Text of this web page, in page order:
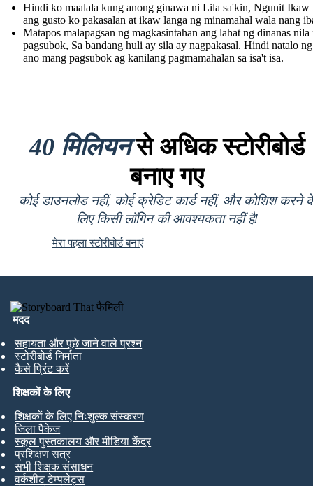
Hindi ko maalala kung anong ginawa ni Lila sa'kin, Ngunit Ikaw
ang gusto ko pakasalan at ikaw langa ng minamahal wala nang
Matapos malapagsan ng magkasintahan ang lahat ng dinanas nila
pagsubok, Sa bandang huli ay sila ay nagpakasal. Hindi natalo
ano mang pagsubok ag kanilang pagmamahalan sa isa't isa.
40 मिलियनसे अधिक स्टोरीबोर्ड
बनाए गए
कोई डाउनलोड नहीं, कोई क्रेडिट कार्ड नहीं, और कोशिश करने
लिए किसी लॉगिन की आवश्यकता नहीं है!
मेरा पहला स्टोरीबोर्ड बनाएं
मदद
सहायता और पूछे जाने वाले प्रश्न
स्टोरीबोर्ड निर्माता
कैसे प्रिंट करें
शिक्षकों के लिए
शिक्षकों के लिए निःशुल्क संस्करण
जिला पैकेज
स्कूल पुस्तकालय और मीडिया केंद्र
प्रशिक्षण सत्र
सभी शिक्षक संसाधन
वर्कशीट टेम्पलेट्स